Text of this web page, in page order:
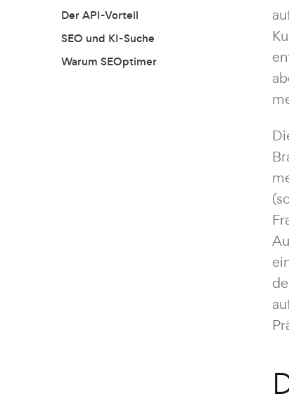
Der API-Vorteil
SEO und KI-Suche
Warum SEOptimer